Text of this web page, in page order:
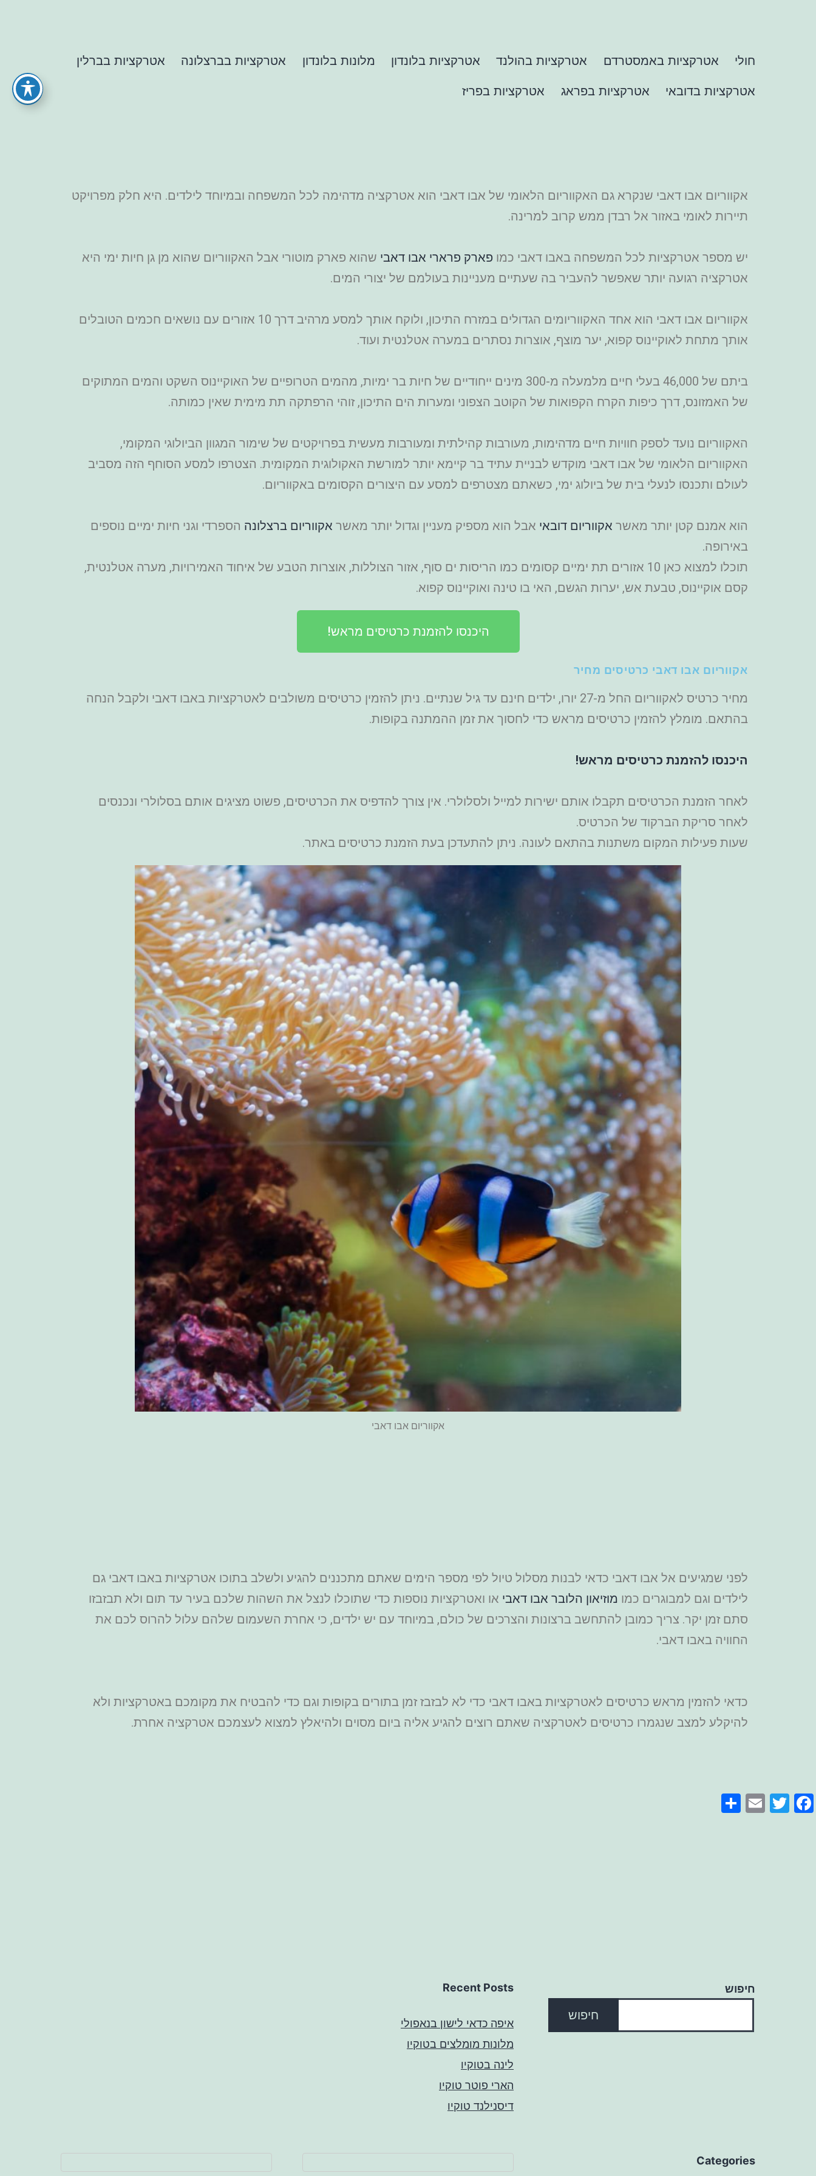
חולי אטרקציות באמסטרדם אטרקציות בהולנד אטרקציות בלונדון מלונות בלונדון אטרקציות בברצלונה אטרקציות בברלין
אטרקציות בדובאי אטרקציות בפראג אטרקציות בפריז
אקווריום אבו דאבי שנקרא גם האקווריום הלאומי של אבו דאבי הוא אטרקציה מדהימה לכל המשפחה ובמיוחד לילדים. היא חלק מפרויקט
תיירות לאומי באזור אל רבדן ממש קרוב למרינה.
יש מספר אטרקציות לכל המשפחה באבו דאבי כמו פארק פרארי אבו דאבי שהוא פארק מוטורי אבל האקווריום שהוא מן גן חיות ימי היא
אטרקציה רגועה יותר שאפשר להעביר בה שעתיים מעניינות בעולמם של יצורי המים.
אקווריום אבו דאבי הוא אחד האקווריומים הגדולים במזרח התיכון, ולוקח אותך למסע מרהיב דרך 10 אזורים עם נושאים חכמים הטובלים
אותך מתחת לאוקיינוס קפוא, יער מוצף, אוצרות נסתרים במערה אטלנטית ועוד.
ביתם של 46,000 בעלי חיים מלמעלה מ-300 מינים ייחודיים של חיות בר ימיות, מהמים הטרופיים של האוקיינוס השקט והמים המתוקים
של האמזונס, דרך כיפות הקרח הקפואות של הקוטב הצפוני ומערות הים התיכון, זוהי הרפתקה תת מימית שאין כמותה.
האקווריום נועד לספק חוויות חיים מדהימות, מעורבות קהילתית ומעורבות מעשית בפרויקטים של שימור המגוון הביולוגי המקומי,
האקווריום הלאומי של אבו דאבי מוקדש לבניית עתיד בר קיימא יותר למורשת האקולוגית המקומית. הצטרפו למסע הסוחף הזה מסביב
לעולם ותכנסו לנעלי בית של ביולוג ימי, כשאתם מצטרפים למסע עם היצורים הקסומים באקווריום.
הוא אמנם קטן יותר מאשר אקווריום דובאי אבל הוא מספיק מעניין וגדול יותר מאשר אקווריום ברצלונה הספרדי וגני חיות ימיים נוספים
באירופה.
תוכלו למצוא כאן 10 אזורים תת ימיים קסומים כמו הריסות ים סוף, אזור הצוללות, אוצרות הטבע של איחוד האמירויות, מערה אטלנטית,
קסם אוקיינוס, טבעת אש, יערות הגשם, האי בו טינה ואוקיינוס קפוא.
היכנסו להזמנת כרטיסים מראש!
אקווריום אבו דאבי כרטיסים מחיר
מחיר כרטיס לאקווריום החל מ-27 יורו, ילדים חינם עד גיל שנתיים. ניתן להזמין כרטיסים משולבים לאטרקציות באבו דאבי ולקבל הנחה
בהתאם. מומלץ להזמין כרטיסים מראש כדי לחסוך את זמן ההמתנה בקופות.
היכנסו להזמנת כרטיסים מראש!
לאחר הזמנת הכרטיסים תקבלו אותם ישירות למייל ולסלולרי. אין צורך להדפיס את הכרטיסים, פשוט מציגים אותם בסלולרי ונכנסים
לאחר סריקת הברקוד של הכרטיס.
שעות פעילות המקום משתנות בהתאם לעונה. ניתן להתעדכן בעת הזמנת כרטיסים באתר.
אקווריום אבו דאבי
לפני שמגיעים אל אבו דאבי כדאי לבנות מסלול טיול לפי מספר הימים שאתם מתכננים להגיע ולשלב בתוכו אטרקציות באבו דאבי גם
לילדים וגם למבוגרים כמו מוזיאון הלובר אבו דאבי או ואטרקציות נוספות כדי שתוכלו לנצל את השהות שלכם בעיר עד תום ולא תבזבזו
סתם זמן יקר. צריך כמובן להתחשב ברצונות והצרכים של כולם, במיוחד עם יש ילדים, כי אחרת השעמום שלהם עלול להרוס לכם את
החוויה באבו דאבי.
כדאי להזמין מראש כרטיסים לאטרקציות באבו דאבי כדי לא לבזבז זמן בתורים בקופות וגם כדי להבטיח את מקומכם באטרקציות ולא
להיקלע למצב שנגמרו כרטיסים לאטרקציה שאתם רוצים להגיע אליה ביום מסוים ולהיאלץ למצוא לעצמכם אטרקציה אחרת.
Facebook
Twitter
Email
חיפוש
חיפוש
Recent Posts
איפה כדאי לישון בנאפולי
מלונות מומלצים בטוקיו
לינה בטוקיו
הארי פוטר טוקיו
דיסנילנד טוקיו
Categories